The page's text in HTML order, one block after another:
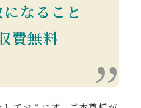
なること
費無料